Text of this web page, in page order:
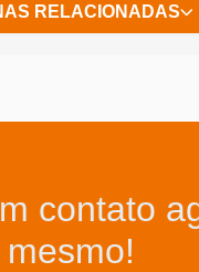
RELACIONADAS
contato
mesmo!